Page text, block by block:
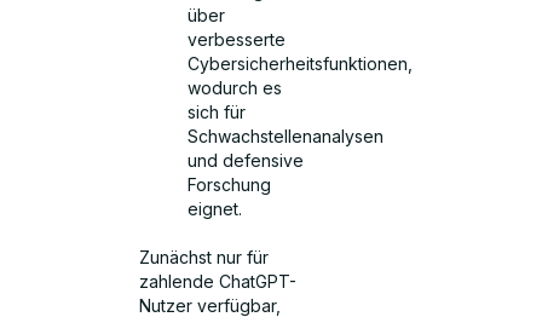
über
verbesserte
Cybersicherheitsfunktionen,
wodurch es
sich für
Schwachstellenanalysen
und defensive
Forschung
eignet.
Zunächst nur für
zahlende ChatGPT-
Nutzer verfügbar,